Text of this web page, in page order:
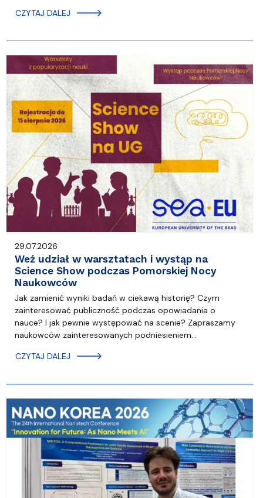
CZYTAJ DALEJ
29.07.2026
Weź udział w warsztatach i wystąp na
Science Show podczas Pomorskiej Nocy
Naukowców
Jak zamienić wyniki badań w ciekawą historię? Czym
zainteresować publiczność podczas opowiadania o
nauce? I jak pewnie występować na scenie? Zapraszamy
naukowców zainteresowanych podniesieniem…
CZYTAJ DALEJ